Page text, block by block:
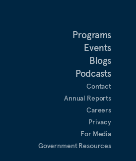
Programs
Events
Blogs
Podcasts
Contact
Annual Reports
Careers
Privacy
For Media
Government Resources